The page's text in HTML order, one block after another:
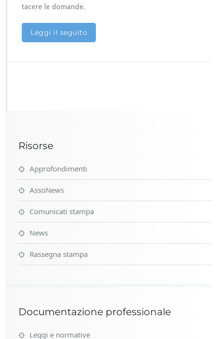
i
p
z
tacere le domande.
Leggi il seguito
Risorse
Approfondimenti
AssoNews
Comunicati stampa
News
Rassegna stampa
Documentazione professionale
Leggi e normative